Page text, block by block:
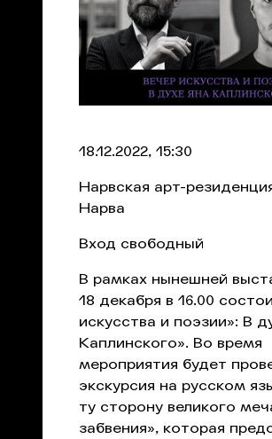
18.12.2022, 15:30
Нарвская арт-
Нарва
Вход свободный
В рамках нынешней
18 декабря в 16.00
искусства и поэзии»: В
Каплинского». Во время
мероприятия будет
экскурсия на русском
ту сторону великого
забвения», которая